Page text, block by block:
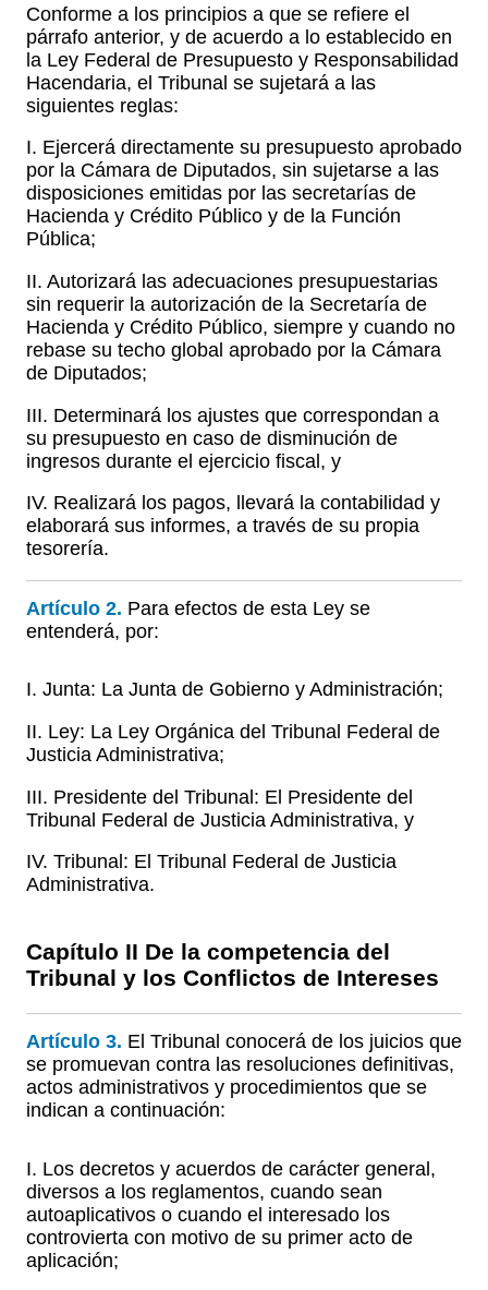
Conforme a los principios a que se refiere el
párrafo anterior, y de acuerdo a lo establecido en
la Ley Federal de Presupuesto y Responsabilidad
Hacendaria, el Tribunal se sujetará a las
siguientes reglas:
I. Ejercerá directamente su presupuesto aprobado
por la Cámara de Diputados, sin sujetarse a las
disposiciones emitidas por las secretarías de
Hacienda y Crédito Público y de la Función
Pública;
II. Autorizará las adecuaciones presupuestarias
sin requerir la autorización de la Secretaría de
Hacienda y Crédito Público, siempre y cuando no
rebase su techo global aprobado por la Cámara
de Diputados;
III. Determinará los ajustes que correspondan a
su presupuesto en caso de disminución de
ingresos durante el ejercicio fiscal, y
IV. Realizará los pagos, llevará la contabilidad y
elaborará sus informes, a través de su propia
tesorería.
Artículo 2. Para efectos de esta Ley se
entenderá, por:
I. Junta: La Junta de Gobierno y Administración;
II. Ley: La Ley Orgánica del Tribunal Federal de
Justicia Administrativa;
III. Presidente del Tribunal: El Presidente del
Tribunal Federal de Justicia Administrativa, y
IV. Tribunal: El Tribunal Federal de Justicia
Administrativa.
Capítulo II De la competencia del
Tribunal y los Conflictos de Intereses
Artículo 3. El Tribunal conocerá de los juicios que
se promuevan contra las resoluciones definitivas,
actos administrativos y procedimientos que se
indican a continuación:
I. Los decretos y acuerdos de carácter general,
diversos a los reglamentos, cuando sean
autoaplicativos o cuando el interesado los
controvierta con motivo de su primer acto de
aplicación;